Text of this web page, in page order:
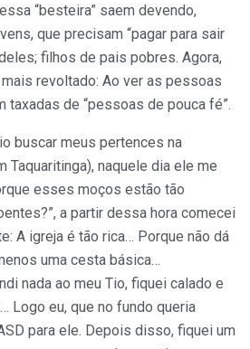
“besteira” saem devendo,
que precisam “pagar para sair
filhos de pais pobres. Agora,
revoltado: Ao ver as pessoas
taxadas de “pessoas de pouca fé”.
buscar meus pertences na
Taquaritinga), naquele dia ele me
esses moços estão tão
a partir dessa hora comecei
A igreja é tão rica… Porque não dá
uma cesta básica…
nada ao meu Tio, fiquei calado e
Logo eu, que no fundo queria
para ele. Depois disso, fiquei um